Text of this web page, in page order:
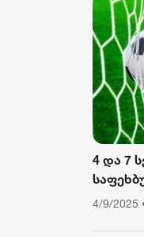
4 და 7
4/9/2025